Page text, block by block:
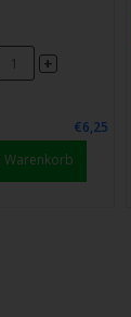
+
€6,25
Warenkorb